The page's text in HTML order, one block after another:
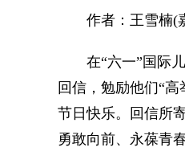
作者：王雪楠(嘉
在“六一”国际儿
回信，勉励他们“
节日快乐。回信所
勇敢向前、永葆青春